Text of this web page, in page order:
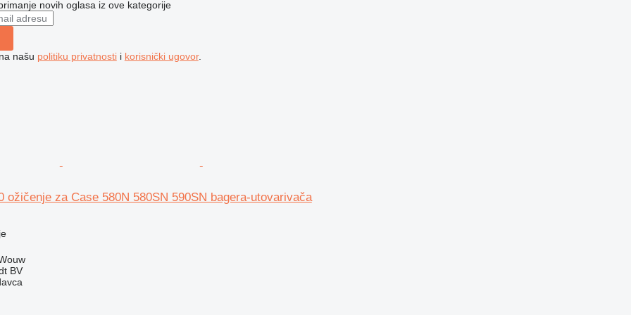
novih oglasa iz ove kategorije
našu politiku privatnostii korisnički ugovor.
ožičenje za Case 580N 580SN 590SN bagera-utovarivača
BV